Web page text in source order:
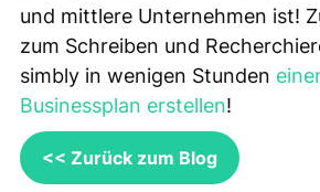
und mittlere Unternehmen ist!
zum Schreiben und
simbly in wenigen Stunden
Businessplan erstellen!
<< Zurück zum Blog